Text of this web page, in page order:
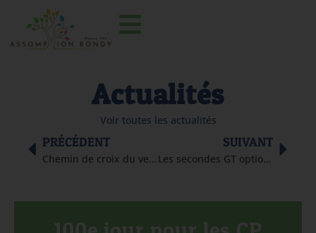
Actualités
Voir toutes les actualités
PRÉCÉDENT
Chemin de croix du vendredi Saint
SUIVANT
Les secondes GT option design du lycée Assomption Bondy visitent le 19 M